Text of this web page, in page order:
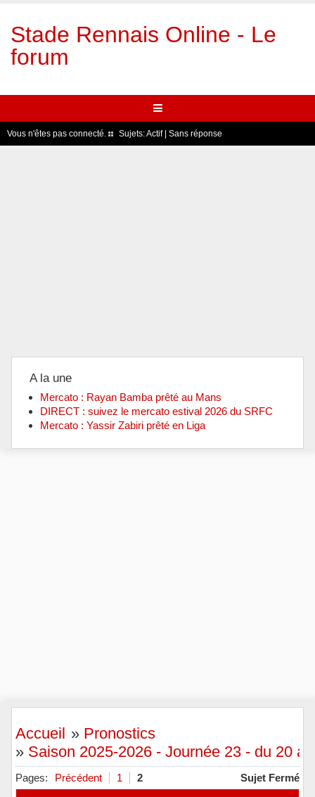
Stade Rennais Online - Le
forum
Vous n'êtes pas connecté. Sujets:Actif| Sans réponse
A la une
Mercato : Rayan Bamba prêté au Mans
DIRECT : suivez le mercato estival 2026 du SRFC
Mercato : Yassir Zabiri prêté en Liga
Accueil » Pronostics
» Saison 2025-2026 - Journée 23 - du 20
Pages: Précédent 1 2 Sujet Fermé